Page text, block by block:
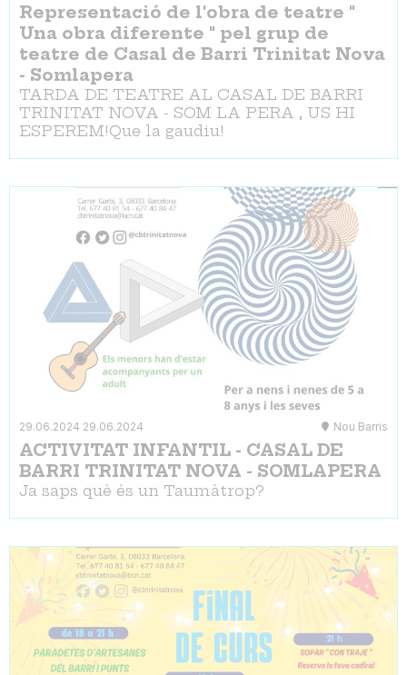
Representació de l'obra de teatre "
Una obra diferente " pel grup de
teatre de Casal de Barri Trinitat Nova
- Somlapera
TARDA DE TEATRE AL CASAL DE BARRI
TRINITAT NOVA - SOM LA PERA , US HI
ESPEREM!Que la gaudiu!
29.06.2024 29.06.2024 Nou Barris
ACTIVITAT INFANTIL - CASAL DE
BARRI TRINITAT NOVA - SOMLAPERA
Ja saps què és un Taumàtrop?